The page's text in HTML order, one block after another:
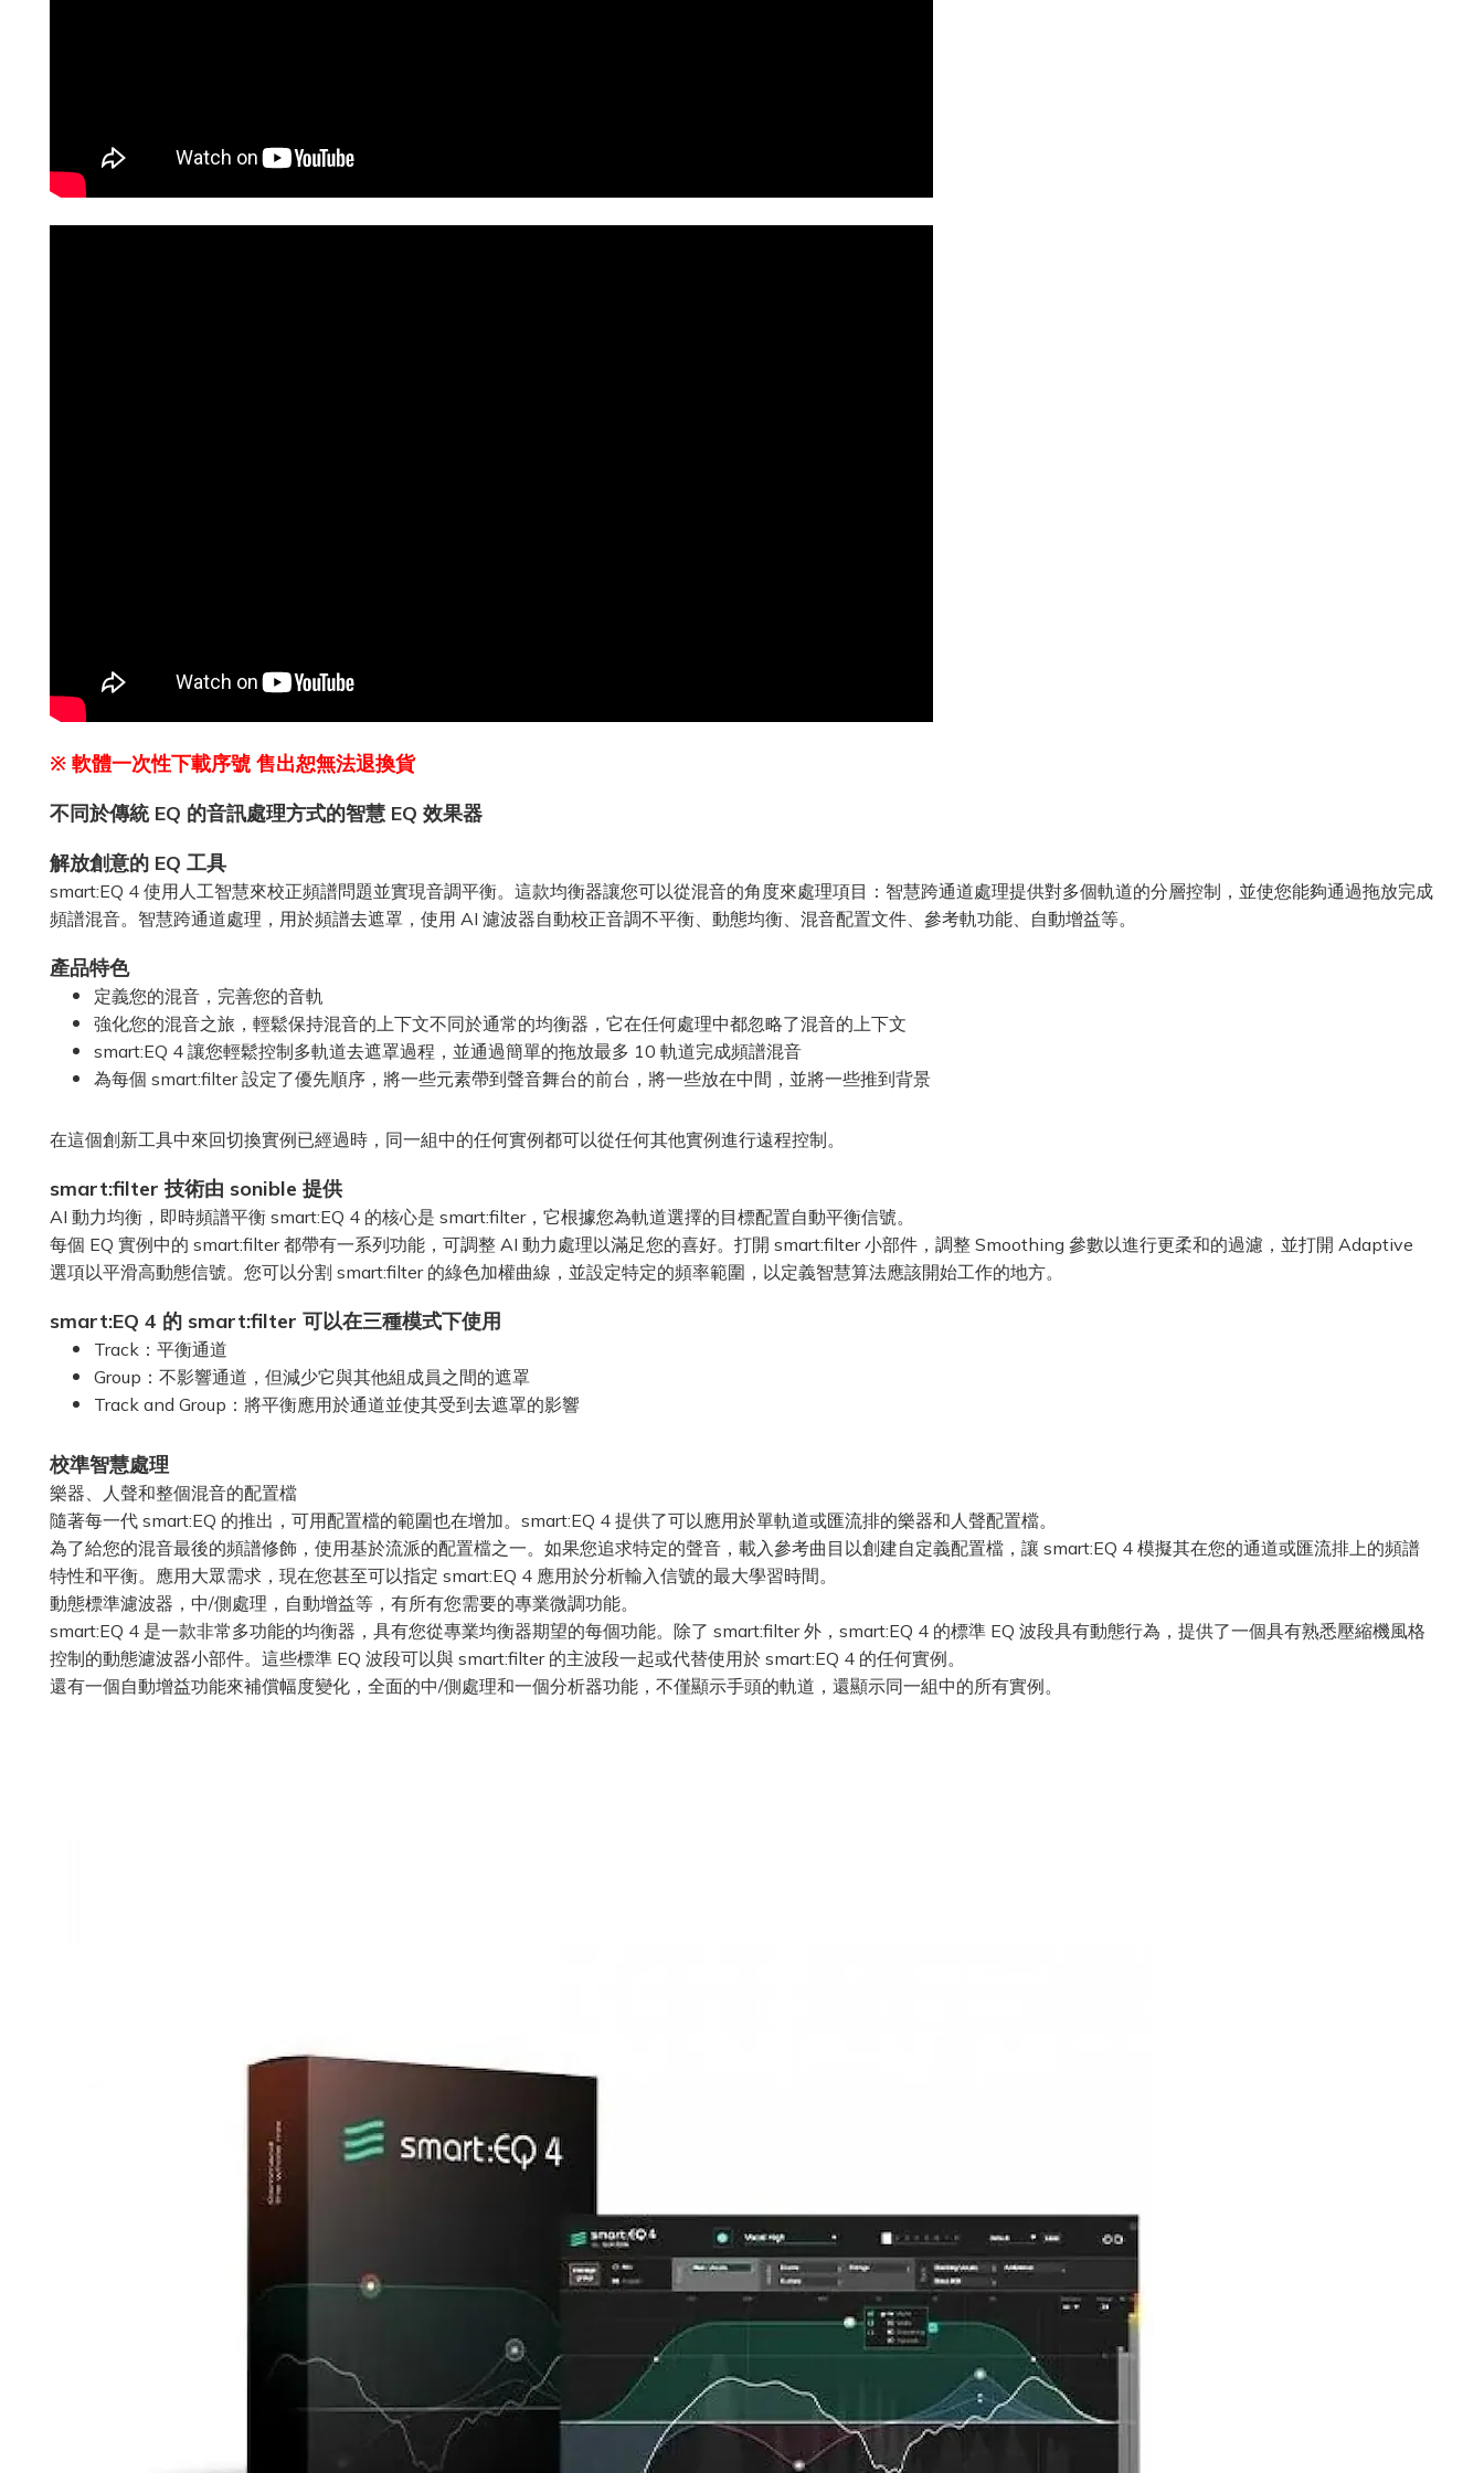
※ 軟體一次性下載序號 售出恕無法退換貨
不同於傳統 EQ 的音訊處理方式的智慧 EQ 效果器
解放創意的 EQ 工具
smart:EQ 4 使用人工智慧來校正頻譜問題並實現音調平衡。這款均衡器讓您可以從混音的角度來處理項目：智慧跨通道處理提供對多個軌道的分層控制，並使您能夠通過拖放完成
頻譜混音。智慧跨通道處理，用於頻譜去遮罩，使用 AI 濾波器自動校正音調不平衡、動態均衡、混音配置文件、參考軌功能、自動增益等。
產品特色
定義您的混音，完善您的音軌
強化您的混音之旅，輕鬆保持混音的上下文不同於通常的均衡器，它在任何處理中都忽略了混音的上下文
smart:EQ 4 讓您輕鬆控制多軌道去遮罩過程，並通過簡單的拖放最多 10 軌道完成頻譜混音
為每個 smart:filter 設定了優先順序，將一些元素帶到聲音舞台的前台，將一些放在中間，並將一些推到背景
在這個創新工具中來回切換實例已經過時，同一組中的任何實例都可以從任何其他實例進行遠程控制。
smart:filter 技術由 sonible 提供
AI 動力均衡，即時頻譜平衡 smart:EQ 4 的核心是 smart:filter，它根據您為軌道選擇的目標配置自動平衡信號。
每個 EQ 實例中的 smart:filter 都帶有一系列功能，可調整 AI 動力處理以滿足您的喜好。打開 smart:filter 小部件，調整 Smoothing 參數以進行更柔和的過濾，並打開 Adaptive
選項以平滑高動態信號。您可以分割 smart:filter 的綠色加權曲線，並設定特定的頻率範圍，以定義智慧算法應該開始工作的地方。
smart:EQ 4 的 smart:filter 可以在三種模式下使用
Track：平衡通道
Group：不影響通道，但減少它與其他組成員之間的遮罩
Track and Group：將平衡應用於通道並使其受到去遮罩的影響
校準智慧處理
樂器、人聲和整個混音的配置檔
隨著每一代 smart:EQ 的推出，可用配置檔的範圍也在增加。smart:EQ 4 提供了可以應用於單軌道或匯流排的樂器和人聲配置檔。
為了給您的混音最後的頻譜修飾，使用基於流派的配置檔之一。如果您追求特定的聲音，載入參考曲目以創建自定義配置檔，讓 smart:EQ 4 模擬其在您的通道或匯流排上的頻譜
特性和平衡。應用大眾需求，現在您甚至可以指定 smart:EQ 4 應用於分析輸入信號的最大學習時間。
動態標準濾波器，中/側處理，自動增益等，有所有您需要的專業微調功能。
smart:EQ 4 是一款非常多功能的均衡器，具有您從專業均衡器期望的每個功能。除了 smart:filter 外，smart:EQ 4 的標準 EQ 波段具有動態行為，提供了一個具有熟悉壓縮機風格
控制的動態濾波器小部件。這些標準 EQ 波段可以與 smart:filter 的主波段一起或代替使用於 smart:EQ 4 的任何實例。
還有一個自動增益功能來補償幅度變化，全面的中/側處理和一個分析器功能，不僅顯示手頭的軌道，還顯示同一組中的所有實例。